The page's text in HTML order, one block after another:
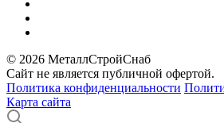
© 2026 МеталлСтройСнаб
Сайт не является публичной офертой.
Политика конфиденциальности
Карта сайта